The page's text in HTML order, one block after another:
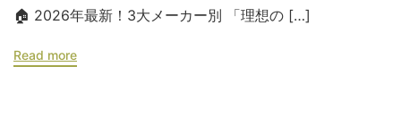
🏠 2026年最新！3大メーカー別 「理想の […]
Read more